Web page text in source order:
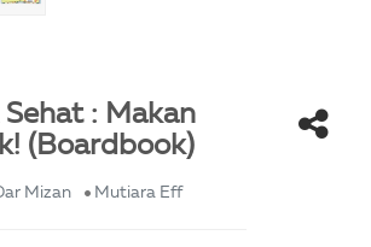
: Makan
(Boardbook)
Mizan Mutiara Eff